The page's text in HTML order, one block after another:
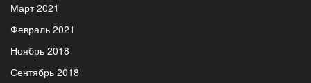
Март 2021
Февраль 2021
Ноябрь 2018
Сентябрь 2018